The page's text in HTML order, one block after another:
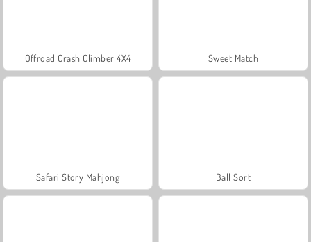
Offroad Crash Climber 4X4 Sweet Match
Safari Story Mahjong Ball Sort